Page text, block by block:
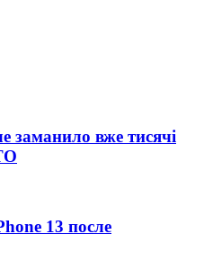
вже тисячі
13 после